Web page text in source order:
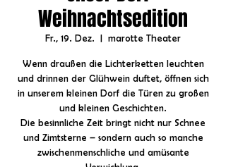
Weihnachtsedition
Fr., 19. Dez. marotte Theater
Wenn draußen die Lichterketten leuchten
und drinnen der Glühwein duftet, öffnen sich
in unserem kleinen Dorf die Türen zu großen
und kleinen Geschichten.
Die besinnliche Zeit bringt nicht nur Schnee
und Zimtsterne – sondern auch so manche
zwischenmenschliche und amüsante